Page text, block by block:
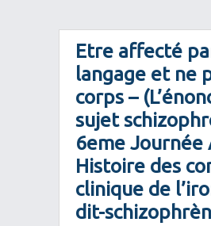
Etre affecté
langage et ne
corps –
sujet
6eme
Histoire des
clinique de
dit-